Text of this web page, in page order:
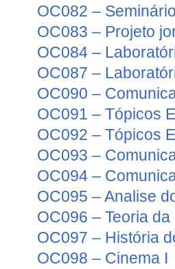
OC082 –
OC083 – Projeto
OC084 –
OC087 –
OC090 –
OC091 – Tópicos
OC092 – Tópicos
OC093 –
OC094 –
OC095 – Analise
OC096 – Teoria
OC097 – História
OC098 – Cinema I